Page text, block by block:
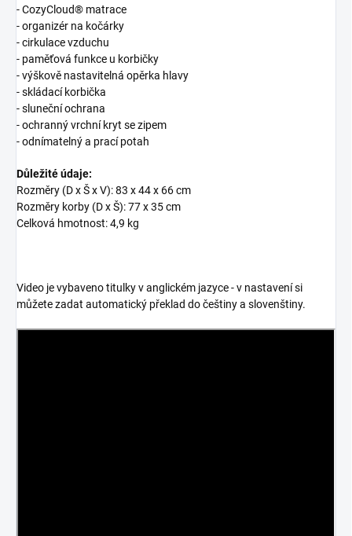
- CozyCloud® matrace
- organizér na kočárky
- cirkulace vzduchu
- paměťová funkce u korbičky
- výškově nastavitelná opěrka hlavy
- skládací korbička
- sluneční ochrana
- ochranný vrchní kryt se zipem
- odnímatelný a prací potah
Důležité údaje:
Rozměry (D x Š x V): 83 x 44 x 66 cm
Rozměry korby (D x Š): 77 x 35 cm
Celková hmotnost: 4,9 kg
Video je vybaveno titulky v anglickém jazyce - v nastavení si
můžete zadat automatický překlad do češtiny a slovenštiny.